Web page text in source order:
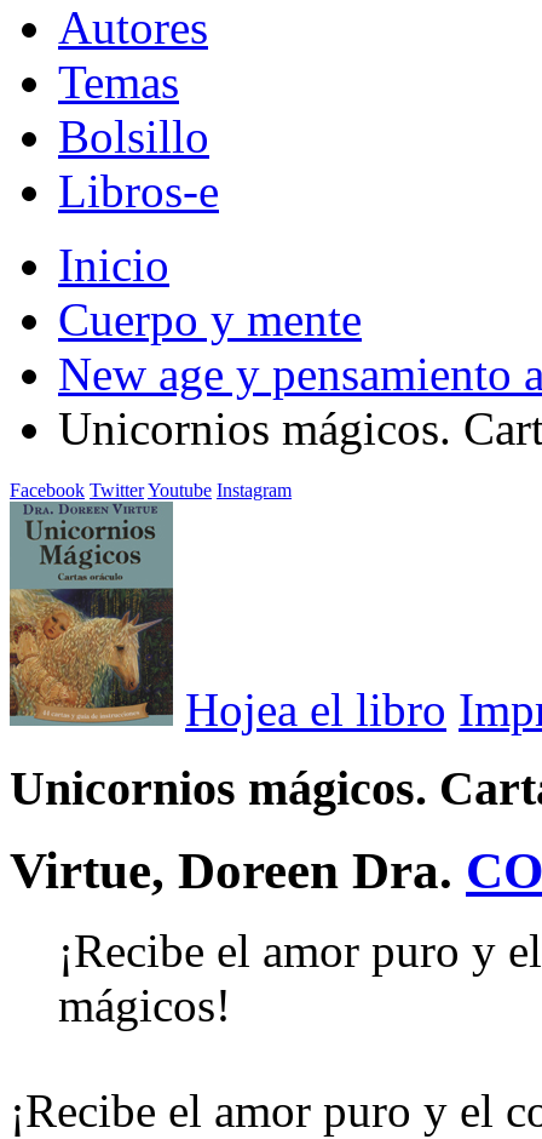
Autores
Temas
Bolsillo
Libros-e
Inicio
Cuerpo y mente
New age y pensamiento
Unicornios mágicos.
Facebook TwitterYoutube Instagram
Hojea el libro
Unicornios mágicos.
Virtue, Doreen Dra.
¡Recibe el amor puro y
mágicos!
¡Recibe el amor puro y el